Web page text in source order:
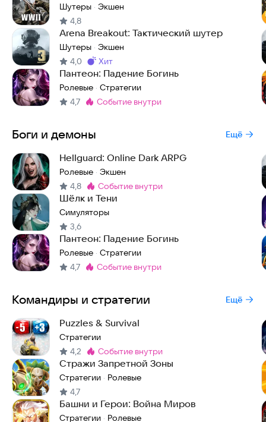
Шутеры · Экшен
4,8
Arena Breakout: Тактический шутер
Шутеры · Экшен
4,0 Метка
хит
Пантеон: Падение Богинь
Ролевые · Стратегии
4,7 Метка:
событие внутри
Боги и демоны Ещё
Hellguard: Online Dark ARPG
Ролевые · Экшен
4,8 Метка:
событие внутри
Шёлк и Тени
Симуляторы
3,6
Пантеон: Падение Богинь
Ролевые · Стратегии
4,7 Метка:
событие внутри
Командиры и стратегии Ещё
Puzzles & Survival
Стратегии
4,2
Метка:
событие внутри
Стражи Запретной Зоны
Стратегии · Ролевые
4,7
Башни и Герои: Война Миров
Стратегии · Ролевые